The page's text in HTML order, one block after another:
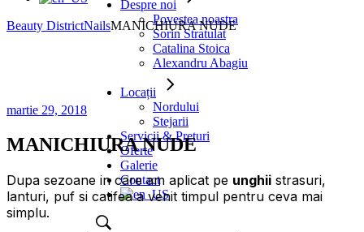
Despre noi
Povestea noastra
Sorin Stratulat
Catalina Stoica
Alexandru Abagiu
Locații
Nordului
Stejarii
Servicii & Preturi
Oferte
Galerie
Contact
Beauty DistrictNailsMANICHIURA NUDE
martie 29, 2018
MANICHIURA NUDE
Dupa sezoane in care am aplicat pe unghii strasuri,
lanturi, puf si catifea a venit timpul pentru ceva mai
simplu.